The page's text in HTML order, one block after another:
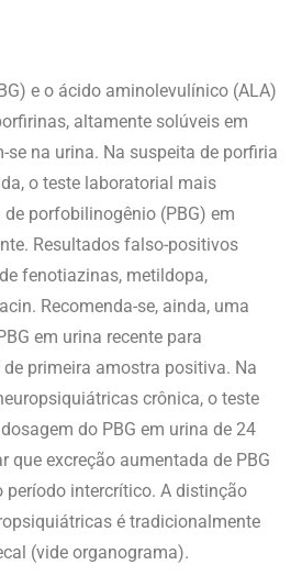
e o ácido aminolevulínico (ALA)
altamente solúveis em
se na urina. Na suspeita de porfiria
o teste laboratorial mais
porfobilinogênio (PBG) em
Resultados falso-positivos
fenotiazinas, metildopa,
Recomenda-se, ainda, uma
em urina recente para
primeira amostra positiva. Na
crônica, o teste
do PBG em urina de 24
que excreção aumentada de PBG
período intercrítico. A distinção
é tradicionalmente
(vide organograma).